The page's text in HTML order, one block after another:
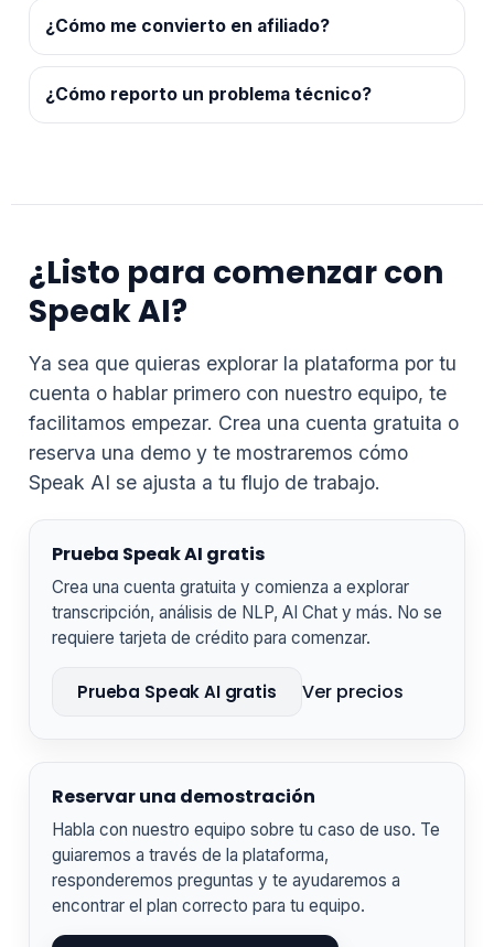
¿Cómo me convierto en afiliado?
¿Cómo reporto un problema técnico?
¿Listo para comenzar con
Speak AI?
Ya sea que quieras explorar la plataforma por tu
cuenta o hablar primero con nuestro equipo, te
facilitamos empezar. Crea una cuenta gratuita o
reserva una demo y te mostraremos cómo
Speak AI se ajusta a tu flujo de trabajo.
Prueba Speak AI gratis
Crea una cuenta gratuita y comienza a explorar
transcripción, análisis de NLP, AI Chat y más. No se
requiere tarjeta de crédito para comenzar.
Prueba Speak AI gratis Ver precios
Reservar una demostración
Habla con nuestro equipo sobre tu caso de uso. Te
guiaremos a través de la plataforma,
responderemos preguntas y te ayudaremos a
encontrar el plan correcto para tu equipo.